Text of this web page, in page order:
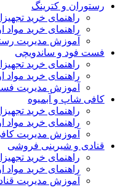
رستوران و کترینگ
راهنمای خرید
راهنمای خرید مواد
آموزش مدیریت
فست فود و ساندویچی
راهنمای خرید
راهنمای خرید
آموزش مدیریت
کافی شاپ و آبمیوه
راهنمای خرید
راهنمای خرید مواد
آموزش مدیریت
قنادی و شیرینی فروشی
راهنمای خرید
راهنمای خرید
آموزش مدیریت